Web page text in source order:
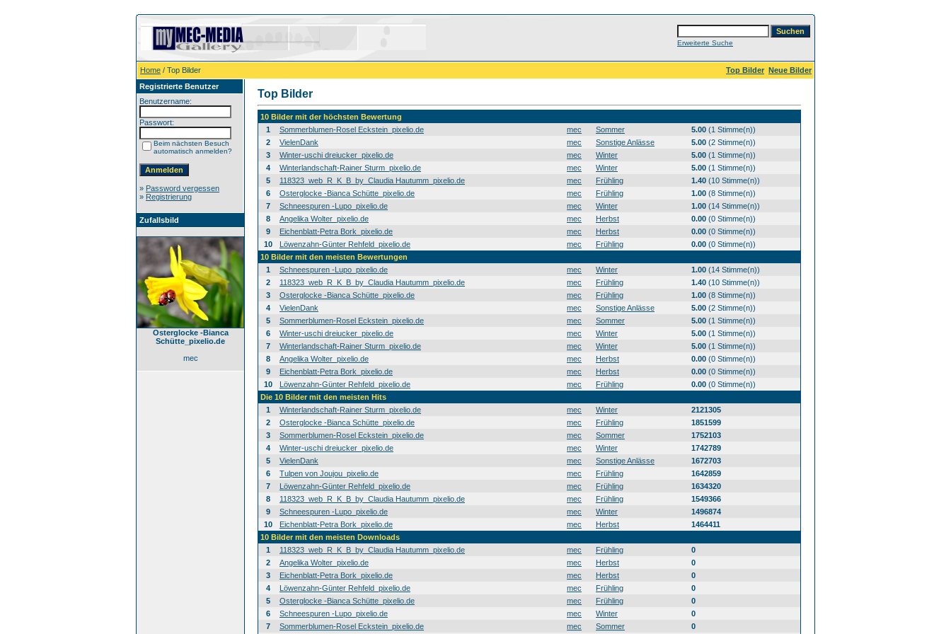
Erweiterte Suche
Home / Top Bilder Top Bilder Neue Bilder
Registrierte Benutzer
Benutzername:
Passwort:
Beim nächsten Besuch
automatisch anmelden?
» Password vergessen
» Registrierung
Zufallsbild
Osterglocke -Bianca
Schütte_pixelio.de
mec
Top Bilder
10 Bilder mit der höchsten Bewertung
1
Sommerblumen-Rosel Eckstein_pixelio.de mec Sommer 5.00 (1 Stimme(n))
2
VielenDank mec Sonstige Anlässe 5.00 (2 Stimme(n))
3
Winter-uschi dreiucker_pixelio.de mec Winter 5.00 (1 Stimme(n))
4
Winterlandschaft-Rainer Sturm_pixelio.de mec Winter 5.00 (1 Stimme(n))
5
118323_web_R_K_B_by_Claudia Hautumm_pixelio.de mec Frühling 1.40 (10 Stimme(n))
6
Osterglocke -Bianca Schütte_pixelio.de mec Frühling 1.00 (8 Stimme(n))
7
Schneespuren -Lupo_pixelio.de mec Winter 1.00 (14 Stimme(n))
8
Angelika Wolter_pixelio.de mec Herbst 0.00 (0 Stimme(n))
9
Eichenblatt-Petra Bork_pixelio.de mec Herbst 0.00 (0 Stimme(n))
10
Löwenzahn-Günter Rehfeld_pixelio.de mec Frühling 0.00 (0 Stimme(n))
10 Bilder mit den meisten Bewertungen
1
Schneespuren -Lupo_pixelio.de mec Winter 1.00 (14 Stimme(n))
2
118323_web_R_K_B_by_Claudia Hautumm_pixelio.de mec Frühling 1.40 (10 Stimme(n))
3
Osterglocke -Bianca Schütte_pixelio.de mec Frühling 1.00 (8 Stimme(n))
4
VielenDank mec Sonstige Anlässe 5.00 (2 Stimme(n))
5
Sommerblumen-Rosel Eckstein_pixelio.de mec Sommer 5.00 (1 Stimme(n))
6
Winter-uschi dreiucker_pixelio.de mec Winter 5.00 (1 Stimme(n))
7
Winterlandschaft-Rainer Sturm_pixelio.de mec Winter 5.00 (1 Stimme(n))
8
Angelika Wolter_pixelio.de mec Herbst 0.00 (0 Stimme(n))
9
Eichenblatt-Petra Bork_pixelio.de mec Herbst 0.00 (0 Stimme(n))
10
Löwenzahn-Günter Rehfeld_pixelio.de mec Frühling 0.00 (0 Stimme(n))
Die 10 Bilder mit den meisten Hits
1
Winterlandschaft-Rainer Sturm_pixelio.de mec Winter
2121305
2
Osterglocke -Bianca Schütte_pixelio.de mec Frühling
1851599
3
Sommerblumen-Rosel Eckstein_pixelio.de mec Sommer
1752103
4
Winter-uschi dreiucker_pixelio.de mec Winter
1742789
5
VielenDank mec Sonstige Anlässe
1672703
6
Tulpen von Joujou_pixelio.de mec Frühling
1642859
7
Löwenzahn-Günter Rehfeld_pixelio.de mec Frühling
1634320
8
118323_web_R_K_B_by_Claudia Hautumm_pixelio.de mec Frühling
1549366
9
Schneespuren -Lupo_pixelio.de mec Winter
1496874
10
Eichenblatt-Petra Bork_pixelio.de mec Herbst
1464411
10 Bilder mit den meisten Downloads
1
118323_web_R_K_B_by_Claudia Hautumm_pixelio.de mec Frühling
0
2
Angelika Wolter_pixelio.de mec Herbst
0
3
Eichenblatt-Petra Bork_pixelio.de mec Herbst
0
4
Löwenzahn-Günter Rehfeld_pixelio.de mec Frühling
0
5
Osterglocke -Bianca Schütte_pixelio.de mec Frühling
0
6
Schneespuren -Lupo_pixelio.de mec Winter
0
7
Sommerblumen-Rosel Eckstein_pixelio.de mec Sommer 0